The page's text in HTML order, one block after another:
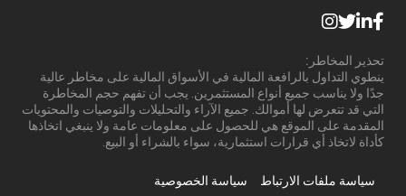
تحذير المخاطر:
ينطوي التداول بالرافعة المالية في الأسواق المالية على مخاطر عالية
جدًا ولا يناسب جميع أنواع المستثمرين. يجب أن تفهم حجم المخاطرة
التي قد تتعرض لها أموالك. جميع الآراء والتحليلات والتوصيات والمحتويات
المقدمة على الموقع هي للحصول على معلومات عامة ولا ينبغي اتخاذها
كأداة لاتخاذ أي قرارات استثمارية، سواء بالشراء أو البيع.
سياسة ملفات الارتباط سياسة الخصوصية